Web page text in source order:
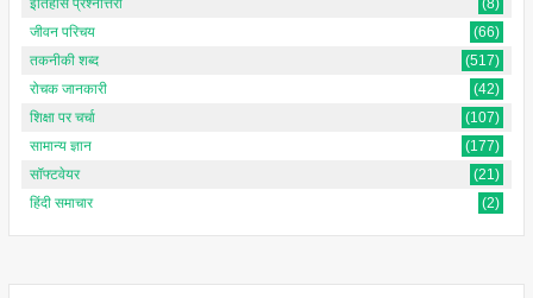
जीवन परिचय
(66)
तकनीकी शब्द
(517)
रोचक जानकारी
(42)
शिक्षा पर चर्चा
(107)
सामान्य ज्ञान
(177)
सॉफ्टवेयर
(21)
हिंदी समाचार
(2)